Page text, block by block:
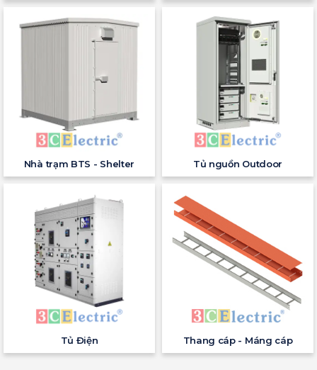
Nhà trạm BTS - Shelter Tủ nguồn Outdoor
Tủ Điện Thang cáp - Máng cáp